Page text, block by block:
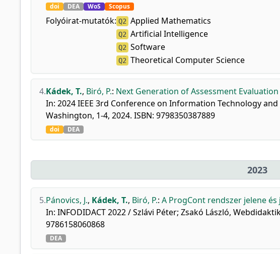
doi DEA WoS Scopus
Folyóirat-mutatók: Q2 Applied Mathematics
Q2 Artificial Intelligence
Q2 Software
Q2 Theoretical Computer Science
4.Kádek, T., Biró, P.: Next Generation of Assessment
In: 2024 IEEE 3rd Conference on Information Technology and
Washington, 1-4, 2024. ISBN: 9798350387889
doi DEA
2023
5.Pánovics, J., Kádek, T., Biró, P.: A ProgCont rendszer jelene és
In: INFODIDACT 2022 / Szlávi Péter; Zsakó László,
9786158060868
DEA